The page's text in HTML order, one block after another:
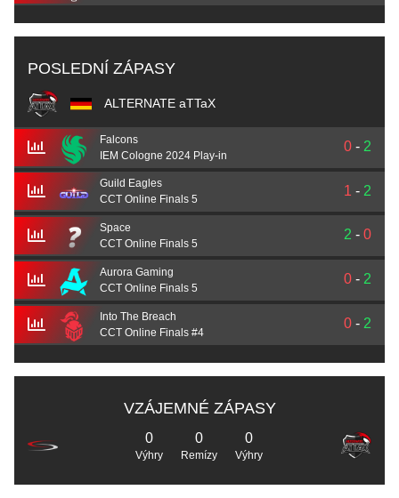
POSLEDNÍ ZÁPASY
ALTERNATE aTTaX
Falcons
IEM Cologne 2024 Play-in
0 - 2
Guild Eagles
CCT Online Finals 5
1 - 2
Space
CCT Online Finals 5
2 - 0
Aurora Gaming
CCT Online Finals 5
0 - 2
Into The Breach
CCT Online Finals #4
0 - 2
VZÁJEMNÉ ZÁPASY
0
Výhry
0
Remízy
0
Výhry